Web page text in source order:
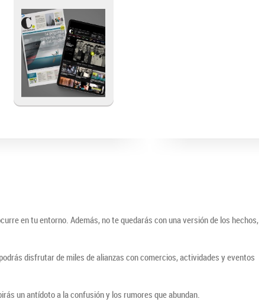
>
en tu entorno. Además, no te quedarás con una versión de los hechos,
disfrutar de miles de alianzas con comercios, actividades y eventos
un antídoto a la confusión y los rumores que abundan.